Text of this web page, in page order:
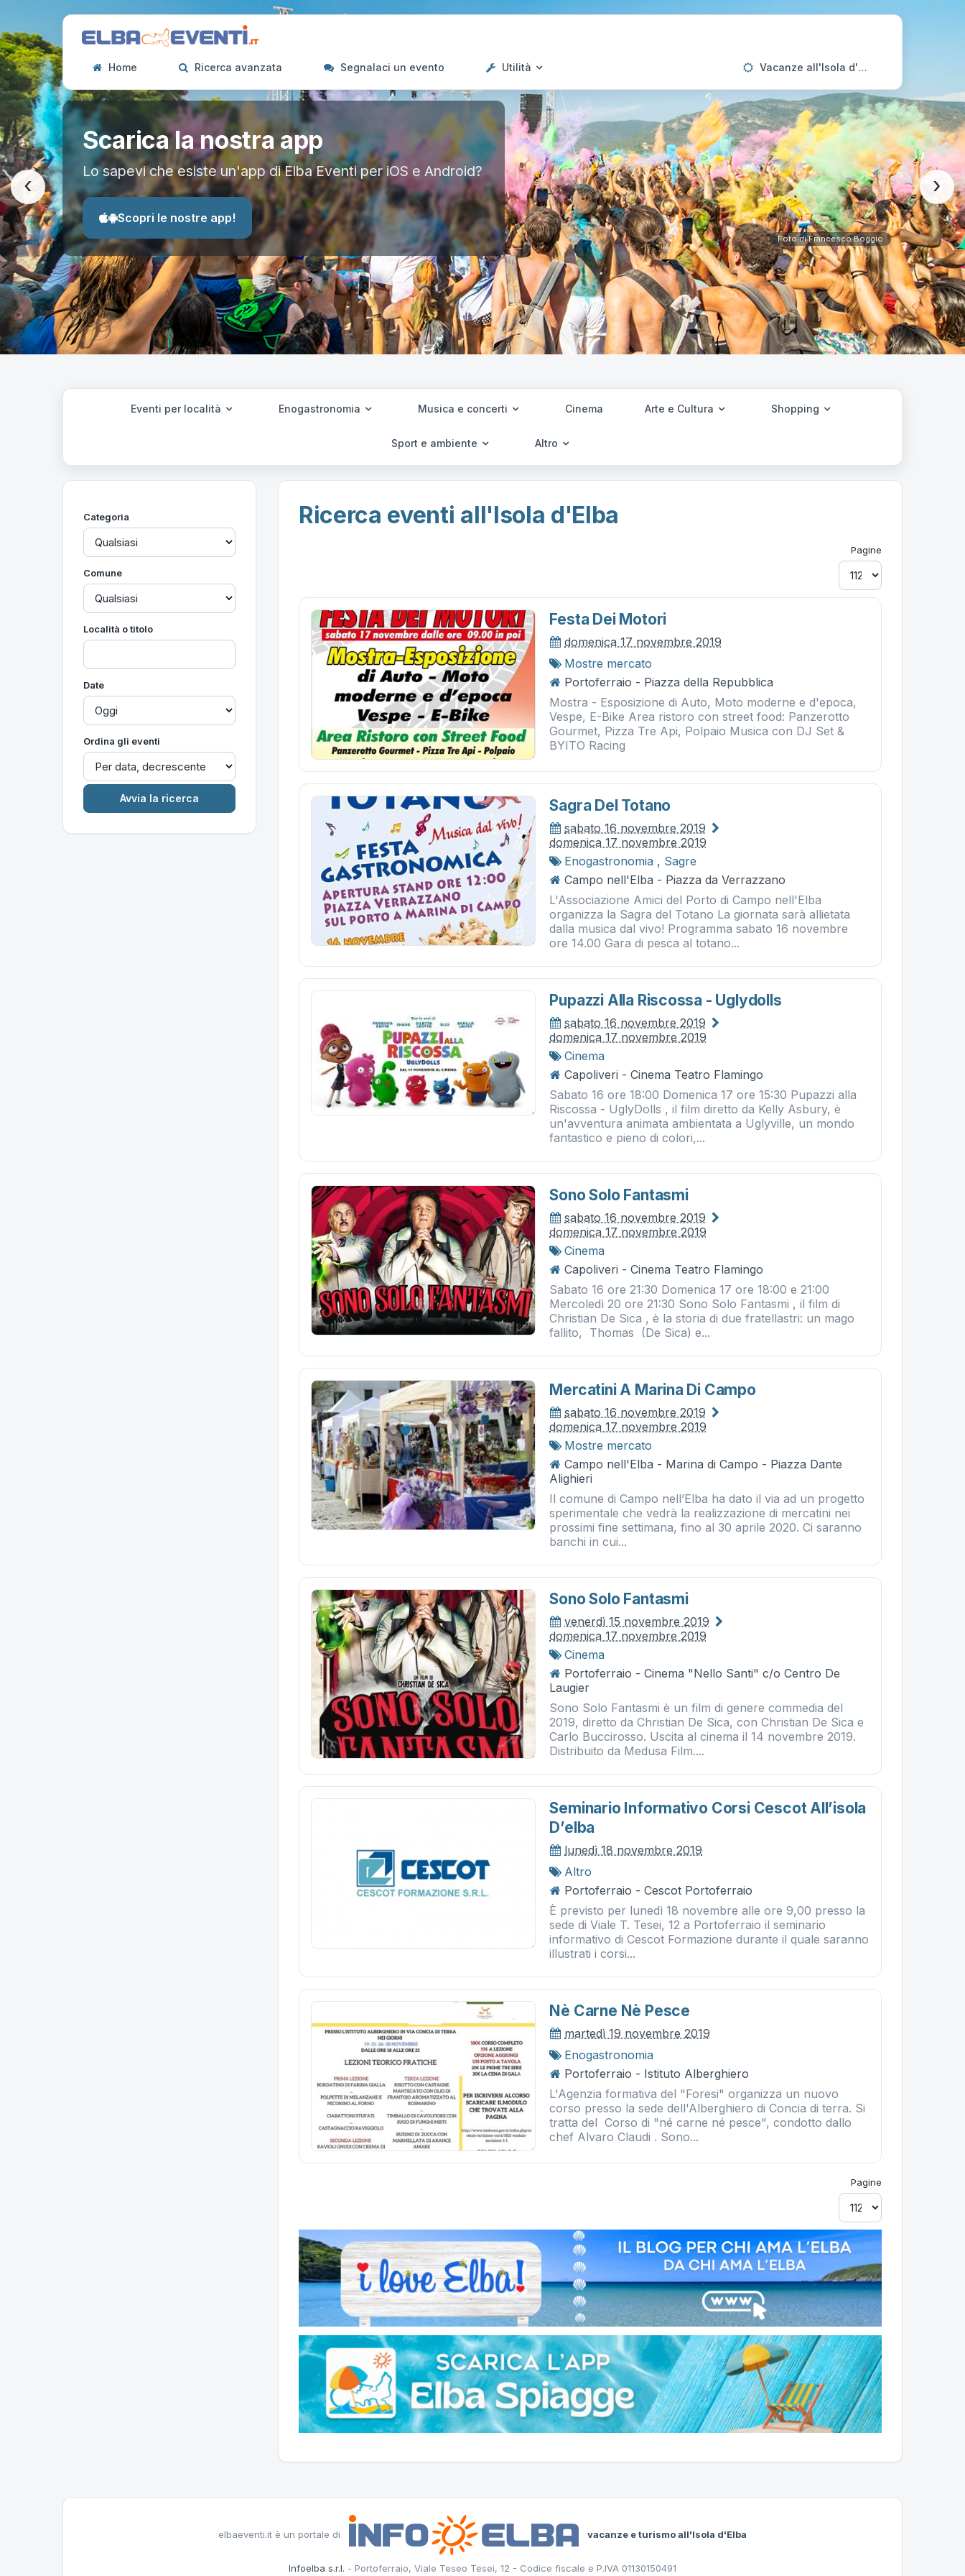
Home Ricerca avanzata Segnalaci un evento Utilità Vacanze all'Isola d'Elba
Scarica la nostra app
Lo sapevi che esiste un'app di Elba Eventi per iOS e Android?
Scopri le nostre app!
Foto di Francesco Boggio
‹ ›
Eventi per località Enogastronomia Musica e concerti Cinema Arte e Cultura Shopping
Sport e ambiente Altro
Categoria
Comune
Località o titolo
Date
Ordina gli eventi
Ricerca eventi all'Isola d'Elba
Pagine
Festa Dei Motori
domenica 17 novembre 2019
Mostre mercato
Portoferraio - Piazza della Repubblica
Mostra - Esposizione di Auto, Moto moderne e d'epoca,
Vespe, E-Bike Area ristoro con street food: Panzerotto
Gourmet, Pizza Tre Api, Polpaio Musica con DJ Set &
BYITO Racing
Sagra Del Totano
sabato 16 novembre 2019
domenica 17 novembre 2019
Enogastronomia , Sagre
Campo nell'Elba - Piazza da Verrazzano
L'Associazione Amici del Porto di Campo nell'Elba
organizza la Sagra del Totano La giornata sarà allietata
dalla musica dal vivo! Programma sabato 16 novembre
ore 14.00 Gara di pesca al totano...
Pupazzi Alla Riscossa - Uglydolls
sabato 16 novembre 2019
domenica 17 novembre 2019
Cinema
Capoliveri - Cinema Teatro Flamingo
Sabato 16 ore 18:00 Domenica 17 ore 15:30 Pupazzi alla
Riscossa - UglyDolls , il film diretto da Kelly Asbury, è
un'avventura animata ambientata a Uglyville, un mondo
fantastico e pieno di colori,...
Sono Solo Fantasmi
sabato 16 novembre 2019
domenica 17 novembre 2019
Cinema
Capoliveri - Cinema Teatro Flamingo
Sabato 16 ore 21:30 Domenica 17 ore 18:00 e 21:00
Mercoledì 20 ore 21:30 Sono Solo Fantasmi , il film di
Christian De Sica , è la storia di due fratellastri: un mago
fallito, Thomas (De Sica) e...
Mercatini A Marina Di Campo
sabato 16 novembre 2019
domenica 17 novembre 2019
Mostre mercato
Campo nell'Elba - Marina di Campo - Piazza Dante
Alighieri
Il comune di Campo nell’Elba ha dato il via ad un progetto
sperimentale che vedrà la realizzazione di mercatini nei
prossimi fine settimana, fino al 30 aprile 2020. Ci saranno
banchi in cui...
Sono Solo Fantasmi
venerdì 15 novembre 2019
domenica 17 novembre 2019
Cinema
Portoferraio - Cinema "Nello Santi" c/o Centro De
Laugier
Sono Solo Fantasmi è un film di genere commedia del
2019, diretto da Christian De Sica, con Christian De Sica e
Carlo Buccirosso. Uscita al cinema il 14 novembre 2019.
Distribuito da Medusa Film....
Seminario Informativo Corsi Cescot All’isola
D’elba
lunedì 18 novembre 2019
Altro
Portoferraio - Cescot Portoferraio
È previsto per lunedì 18 novembre alle ore 9,00 presso la
sede di Viale T. Tesei, 12 a Portoferraio il seminario
informativo di Cescot Formazione durante il quale saranno
illustrati i corsi...
Nè Carne Nè Pesce
martedì 19 novembre 2019
Enogastronomia
Portoferraio - Istituto Alberghiero
L'Agenzia formativa del "Foresi" organizza un nuovo
corso presso la sede dell'Alberghiero di Concia di terra. Si
tratta del Corso di "né carne né pesce", condotto dallo
chef Alvaro Claudi . Sono...
Pagine
elbaeventi.it è un portale di vacanze e turismo all'Isola d'Elba
Infoelba s.r.l. - Portoferraio, Viale Teseo Tesei, 12 - Codice fiscale e P.IVA 01130150491